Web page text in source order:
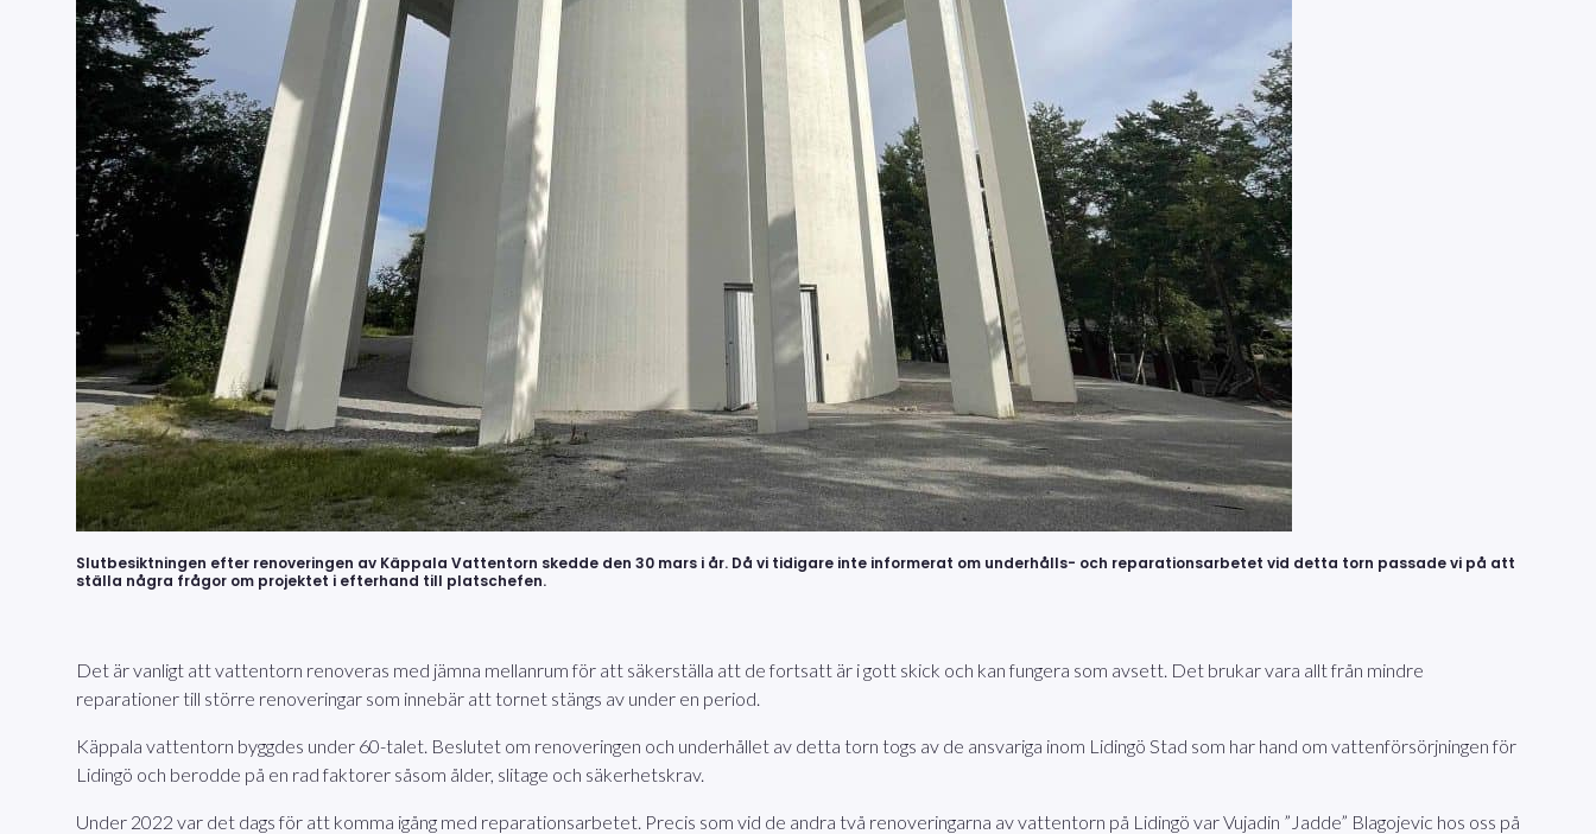
Slutbesiktningen efter renoveringen av Käppala Vattentorn skedde den 30 mars i år. Då vi tidigare inte informerat om underhålls- och reparationsarbetet vid detta torn passade vi på att
ställa några frågor om projektet i efterhand till platschefen.
Det är vanligt att vattentorn renoveras med jämna mellanrum för att säkerställa att de fortsatt är i gott skick och kan fungera som avsett. Det brukar vara allt från mindre
reparationer till större renoveringar som innebär att tornet stängs av under en period.
Käppala vattentorn byggdes under 60-talet. Beslutet om renoveringen och underhållet av detta torn togs av de ansvariga inom Lidingö Stad som har hand om vattenförsörjningen för
Lidingö och berodde på en rad faktorer såsom ålder, slitage och säkerhetskrav.
Under 2022 var det dags för att komma igång med reparationsarbetet. Precis som vid de andra två renoveringarna av vattentorn på Lidingö var Vujadin ”Jadde” Blagojevic hos oss på